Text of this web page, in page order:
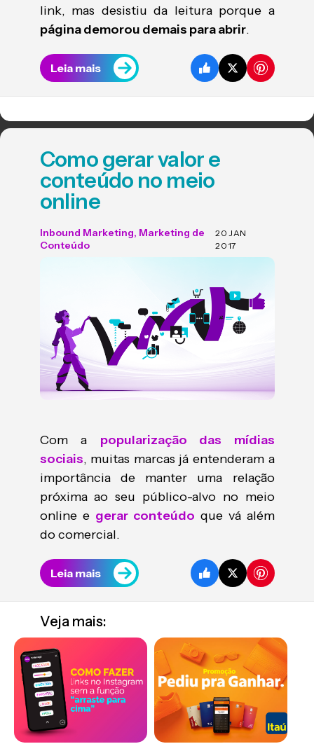
link, mas desistiu da leitura porque a
página demorou demais para abrir.
Leia mais
Como gerar valor e
conteúdo no meio
online
Inbound Marketing, Marketing de
Conteúdo
20 JAN
2017
Com a popularização das mídias
sociais, muitas marcas já entenderam a
importância de manter uma relação
próxima ao seu público-alvo no meio
online e gerar conteúdo que vá além
do comercial.
Leia mais
Veja mais: